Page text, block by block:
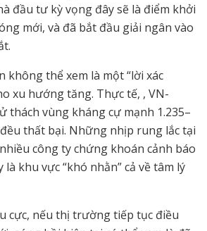
đầu tư kỳ vọng đây sẽ là điểm khởi
mới, và đã bắt đầu giải ngân vào
không thể xem là một “lời xác
xu hướng tăng. Thực tế, , VN-
thách vùng kháng cự mạnh 1.235–
thất bại. Những nhịp rung lắc tại
công ty chứng khoán cảnh báo
khu vực “khó nhằn” cả về tâm lý
cực, nếu thị trường tiếp tục điều